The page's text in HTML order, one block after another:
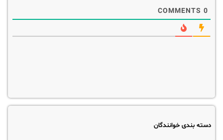
0
دسته بندی خوانندگان